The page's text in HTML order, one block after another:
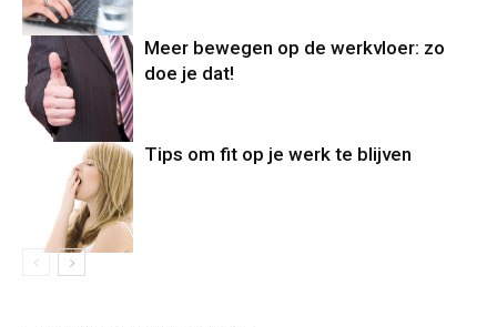
Meer bewegen op de werkvloer: zo
doe je dat!
Tips om fit op je werk te blijven